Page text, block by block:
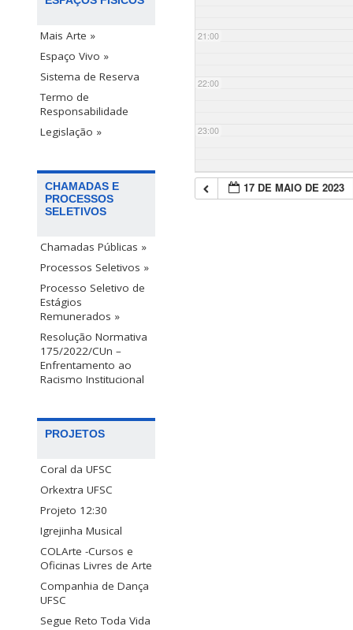
Mais Arte »
Espaço Vivo »
Sistema de Reserva
Termo de
Responsabilidade
Legislação »
CHAMADAS E
PROCESSOS
SELETIVOS
Chamadas Públicas »
Processos Seletivos »
Processo Seletivo de
Estágios
Remunerados »
Resolução Normativa
175/2022/CUn –
Enfrentamento ao
Racismo Institucional
PROJETOS
Coral da UFSC
Orkextra UFSC
Projeto 12:30
Igrejinha Musical
COLArte -Cursos e
Oficinas Livres de Arte
Companhia de Dança
UFSC
Segue Reto Toda Vida
21:00
22:00
23:00
17 DE MAIO DE 2023